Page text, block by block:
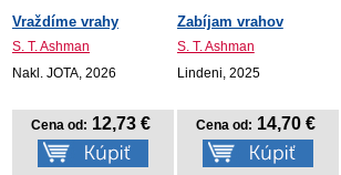
Vraždíme vrahy
S. T. Ashman
Nakl. JOTA, 2026
Cena od: 12,73 €
Zabíjam vrahov
S. T. Ashman
Lindeni, 2025
Cena od: 14,70 €